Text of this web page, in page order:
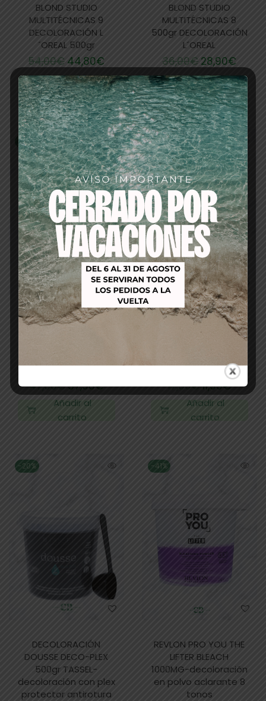
BLOND STUDIO
MULTITÉCNICAS 9
DECOLORACIÓN L
´OREAL 500gr
54,00€ 44,80€
Añadir al
carrito
BLOND STUDIO
MULTITÉCNICAS 8
500gr DECOLORACIÓN
L´OREAL
36,00€28,90€
Añadir al
carrito
-19%
DECOLORACIÓN
500GR
47,00€37,98€
Añadir al
carrito
-29%
TASSEL
DECOLORACION FRESH
sin amoníaco
17,00€11,99€
Añadir al
carrito
-20%
DECOLORACIÓN
DOUSSE DECO-PLEX
500gr TASSEL-
decoloración con plex
protector antirotura
-41%
REVLON PRO YOU THE
LIFTER BLEACH
1000MG-decoloración
en polvo aclarante 8
tonos